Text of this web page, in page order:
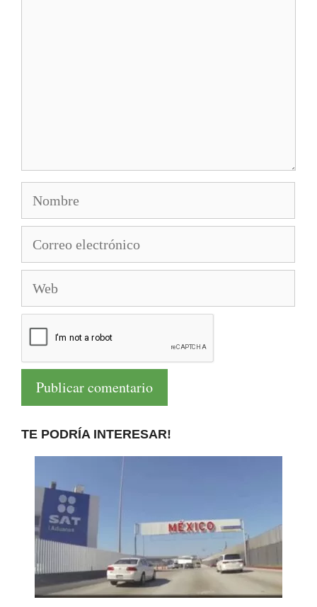
electrónico
TE PODRÍA INTERESAR!